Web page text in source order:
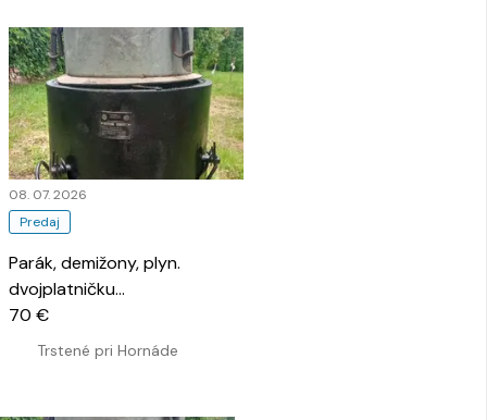
Predaj
08. 07. 2026
Parák, demižony, plyn.
dvojplatničku…
Trstené pri Hornáde
70 €